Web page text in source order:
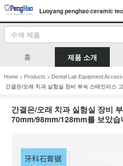
Luoyang penghao ceramic
홈 제품 소개
Home > Products > Dental Lab Equipment
간결은/오래 치과 실험실 장비 부속 스테인리스
간결은/오래 치과 실험실 장비
70mm/98mm/128mm를 보았습